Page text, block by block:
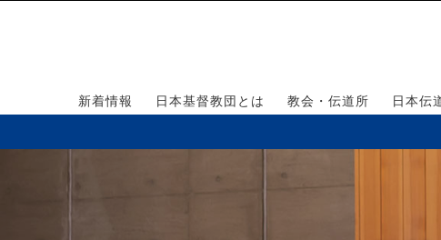
新着情報 日本基督教団とは 教会・伝道所 日本伝